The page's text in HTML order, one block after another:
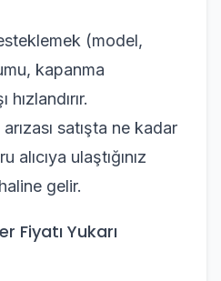
(model,
kapanma
hızlandırır.
satışta ne kadar
ulaştığınız
gelir.
Fiyatı Yukarı